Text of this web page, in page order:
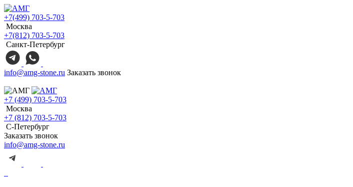
+7(499) 703-5-703
Москва
+7(812) 703-5-703
Санкт-Петербург
info@amg-stone.ru Заказать звонок
+7 (499) 703-5-703
Москва
+7 (812) 703-5-703
С-Петербург
Заказать звонок
info@amg-stone.ru